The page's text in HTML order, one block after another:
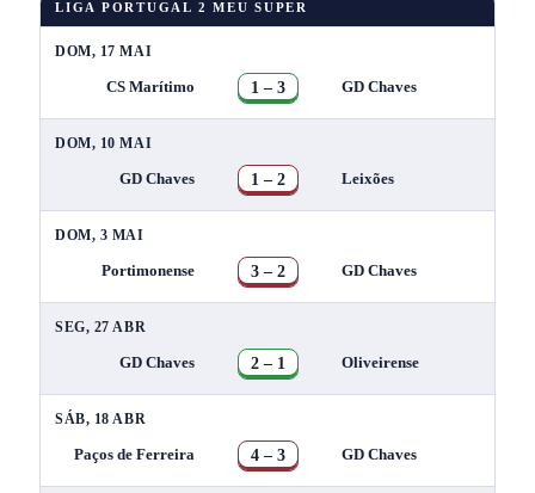
LIGA PORTUGAL 2 MEU SUPER
DOM, 17 MAI
CS Marítimo 1 – 3 GD Chaves
DOM, 10 MAI
GD Chaves 1 – 2 Leixões
DOM, 3 MAI
Portimonense 3 – 2 GD Chaves
SEG, 27 ABR
GD Chaves 2 – 1 Oliveirense
SÁB, 18 ABR
Paços de Ferreira 4 – 3 GD Chaves